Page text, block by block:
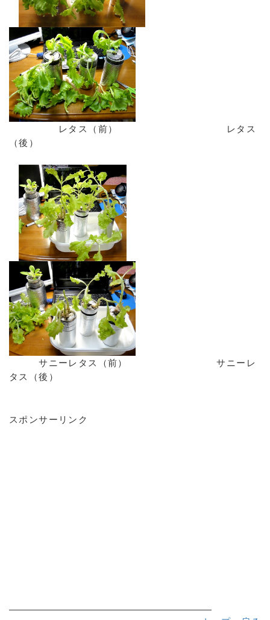
レタス（前） レタス
（後）
サニーレタス（前） サニーレ
タス（後）
スポンサーリンク